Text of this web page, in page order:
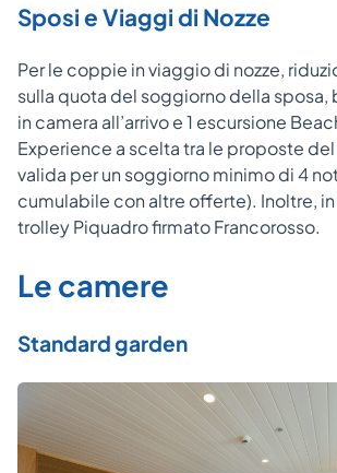
Sposi e Viaggi di Nozze
Per le coppie in viaggio di nozze,
sulla quota del soggiorno della
in camera all’arrivo e 1 escursione
Experience a scelta tra le proposte
valida per un soggiorno minimo di 4
cumulabile con altre offerte). Inoltre,
trolley Piquadro firmato Francorosso.
Le camere
Standard garden